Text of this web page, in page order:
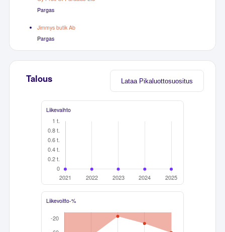
Pargas
Jimmys butik Ab
Pargas
Lataa Pikaluottosuositus
Talous
Liikevaihto
Liikevoitto-%